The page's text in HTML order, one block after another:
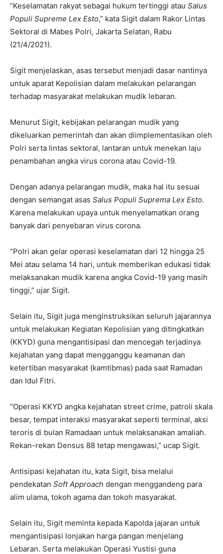
“Keselamatan rakyat sebagai hukum tertinggi atau Salus
Populi Supreme Lex Esto,” kata Sigit dalam Rakor Lintas
Sektoral di Mabes Polri, Jakarta Selatan, Rabu
(21/4/2021).
Sigit menjelaskan, asas tersebut menjadi dasar nantinya
untuk aparat Kepolisian dalam melakukan pelarangan
terhadap masyarakat melakukan mudik lebaran.
Menurut Sigit, kebijakan pelarangan mudik yang
dikeluarkan pemerintah dan akan diimplementasikan oleh
Polri serta lintas sektoral, lantaran untuk menekan laju
penambahan angka virus corona atau Covid-19.
Dengan adanya pelarangan mudik, maka hal itu sesuai
dengan semangat asas Salus Populi Suprema Lex Esto.
Karena melakukan upaya untuk menyelamatkan orang
banyak dari penyebaran virus corona.
“Polri akan gelar operasi keselamatan dari 12 hingga 25
Mei atau selama 14 hari, untuk memberikan edukasi tidak
melaksanakan mudik karena angka Covid-19 yang masih
tinggi,” ujar Sigit.
Selain itu, Sigit juga menginstruksikan seluruh jajarannya
untuk melakukan Kegiatan Kepolisian yang ditingkatkan
(KKYD) guna mengantisipasi dan mencegah terjadinya
kejahatan yang dapat mengganggu keamanan dan
ketertiban masyarakat (kamtibmas) pada saat Ramadan
dan Idul Fitri.
“Operasi KKYD angka kejahatan street crime, patroli skala
besar, tempat interaksi masyarakat seperti terminal, aksi
teroris di bulan Ramadaan untuk melaksanakan amaliah.
Rekan-rekan Densus 88 tetap mengawasi,” ucap Sigit.
Antisipasi kejahatan itu, kata Sigit, bisa melalui
pendekatan Soft Approach dengan menggandeng para
alim ulama, tokoh agama dan tokoh masyarakat.
Selain itu, Sigit meminta kepada Kapolda jajaran untuk
mengantisipasi lonjakan harga pangan menjelang
Lebaran. Serta melakukan Operasi Yustisi guna